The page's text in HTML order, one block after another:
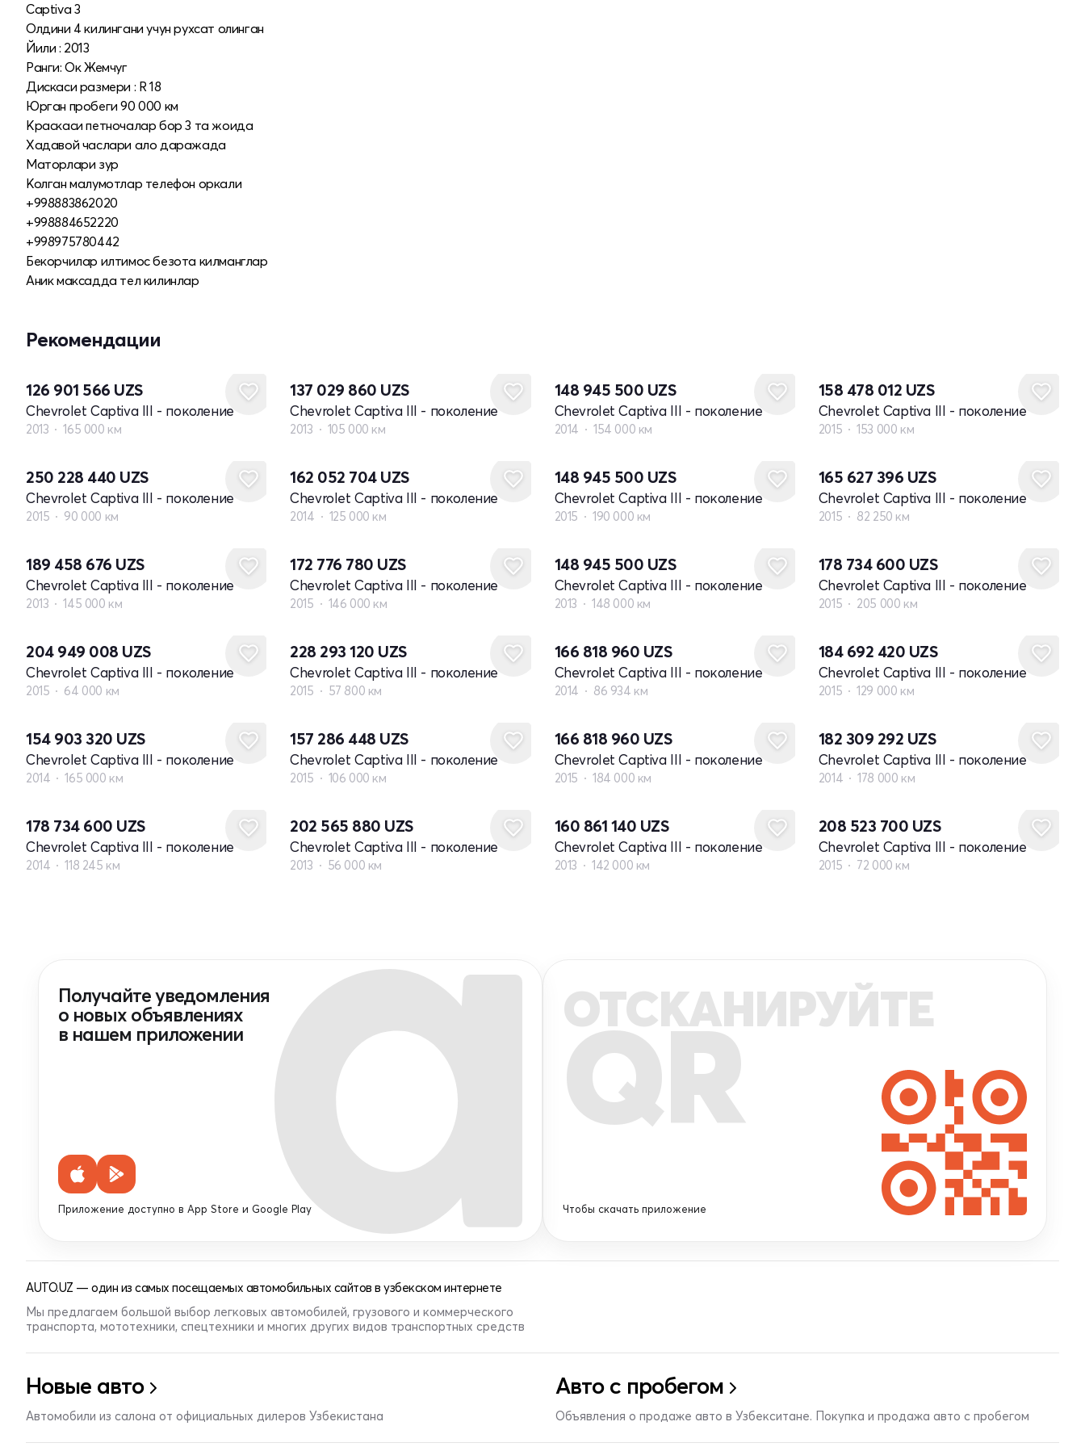
Captiva 3
Олдини 4 килингани учун рухсат олинган
Йили : 2013
Ранги: Ок Жемчуг
Дискаси размери : R 18
Юрган пробеги 90 000 км
Краскаси петночалар бор 3 та жоида
Хадавой часлари ало даражада
Маторлари зур
Колган малумотлар телефон оркали
+998883862020
+998884652220
+998975780442
Бекорчилар илтимос безота килманглар
Аник максадда тел килинлар
Рекомендации
126 901 566 UZS
Chevrolet Captiva III - поколение
2013 165 000 км
137 029 860 UZS
Chevrolet Captiva III - поколение
2013 105 000 км
148 945 500 UZS
Chevrolet Captiva III - поколение
2014 154 000 км
158 478 012 UZS
Chevrolet Captiva III - поколение
2015 153 000 км
250 228 440 UZS
Chevrolet Captiva III - поколение
2015 90 000 км
162 052 704 UZS
Chevrolet Captiva III - поколение
2014 125 000 км
148 945 500 UZS
Chevrolet Captiva III - поколение
2015 190 000 км
165 627 396 UZS
Chevrolet Captiva III - поколение
2015 82 250 км
189 458 676 UZS
Chevrolet Captiva III - поколение
2013 145 000 км
172 776 780 UZS
Chevrolet Captiva III - поколение
2015 146 000 км
148 945 500 UZS
Chevrolet Captiva III - поколение
2013 148 000 км
178 734 600 UZS
Chevrolet Captiva III - поколение
2015 205 000 км
204 949 008 UZS
Chevrolet Captiva III - поколение
2015 64 000 км
228 293 120 UZS
Chevrolet Captiva III - поколение
2015 57 800 км
166 818 960 UZS
Chevrolet Captiva III - поколение
2014 86 934 км
184 692 420 UZS
Chevrolet Captiva III - поколение
2015 129 000 км
154 903 320 UZS
Chevrolet Captiva III - поколение
2014 165 000 км
157 286 448 UZS
Chevrolet Captiva III - поколение
2015 106 000 км
166 818 960 UZS
Chevrolet Captiva III - поколение
2015 184 000 км
182 309 292 UZS
Chevrolet Captiva III - поколение
2014 178 000 км
178 734 600 UZS
Chevrolet Captiva III - поколение
2014 118 245 км
202 565 880 UZS
Chevrolet Captiva III - поколение
2013 56 000 км
160 861 140 UZS
Chevrolet Captiva III - поколение
2013 142 000 км
208 523 700 UZS
Chevrolet Captiva III - поколение
2015 72 000 км
Получайте уведомления
о новых объявлениях
в нашем приложении
Приложение доступно в App Store и Google Play
ОТСКАНИРУЙТЕ
QR
Чтобы скачать приложение
AUTO.UZ — один из самых посещаемых автомобильных сайтов в узбекском интернете
Мы предлагаем большой выбор легковых автомобилей, грузового и коммерческого
транспорта, мототехники, спецтехники и многих других видов транспортных средств
Новые авто
Автомобили из салона от официальных дилеров Узбекистана
Авто с пробегом
Объявления о продаже авто в Узбекситане. Покупка и продажа авто с пробегом